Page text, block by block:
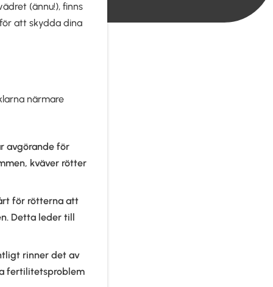
(ännu!), finns
att skydda dina
närmare
avgörande för
kväver rötter
för rötterna att
Detta leder till
rinner det av
fertilitetsproblem